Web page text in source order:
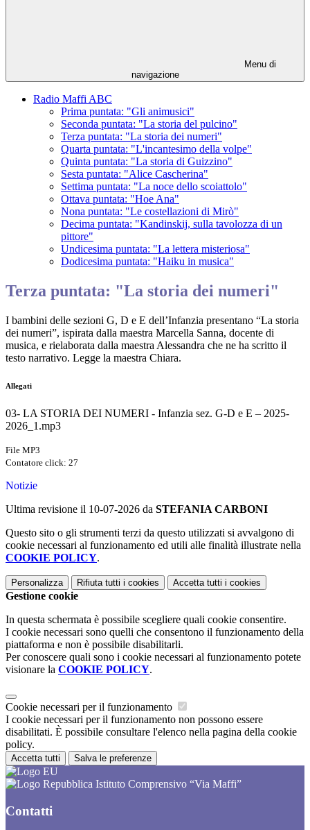
Menu di
navigazione
Radio Maffi ABC
Prima puntata: "Gli animusici"
Seconda puntata: "La storia del pulcino"
Terza puntata: "La storia dei numeri"
Quarta puntata: "L'incantesimo della volpe"
Quinta puntata: "La storia di Guizzino"
Sesta puntata: "Alice Cascherina"
Settima puntata: "La noce dello scoiattolo"
Ottava puntata: "Hoe Ana"
Nona puntata: "Le costellazioni di Mirò"
Decima puntata: "Kandinskij, sulla tavolozza di un
pittore"
Undicesima puntata: "La lettera misteriosa"
Dodicesima puntata: "Haiku in musica"
Terza puntata: "La storia dei numeri"
I bambini delle sezioni G, D e E dell’Infanzia presentano “La storia
dei numeri”, ispirata dalla maestra Marcella Sanna, docente di
musica, e rielaborata dalla maestra Alessandra che ne ha scritto il
testo narrativo. Legge la maestra Chiara.
Allegati
03- LA STORIA DEI NUMERI - Infanzia sez. G-D e E – 2025-
2026_1.mp3
File MP3
Contatore click: 27
Notizie
Ultima revisione il 10-07-2026 da STEFANIA CARBONI
Questo sito o gli strumenti terzi da questo utilizzati si avvalgono di
cookie necessari al funzionamento ed utili alle finalità illustrate nella
COOKIE POLICY.
Personalizza Rifiuta tutti i cookies Accetta tutti i cookies
Gestione cookie
In questa schermata è possibile scegliere quali cookie consentire.
I cookie necessari sono quelli che consentono il funzionamento della
piattaforma e non è possibile disabilitarli.
Per conoscere quali sono i cookie necessari al funzionamento potete
visionare la COOKIE POLICY.
Cookie necessari per il funzionamento
I cookie necessari per il funzionamento non possono essere
disabilitati. È possibile consultare l'elenco nella pagina della cookie
policy.
Accetta tutti Salva le preferenze
Istituto Comprensivo “Via Maffi”
Contatti